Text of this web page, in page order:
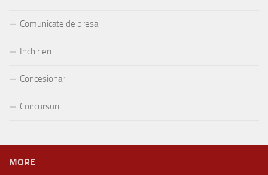
Comunicate de presa
Inchirieri
Concesionari
Concursuri
MORE